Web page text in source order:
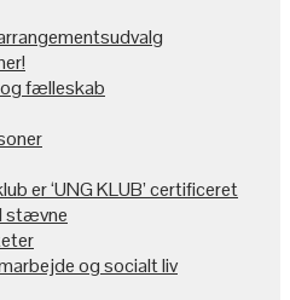
fælleskab
er ‘UNG KLUB’ certificeret
stævne
og socialt liv